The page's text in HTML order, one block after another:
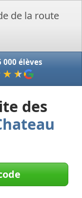
élèves
★
des